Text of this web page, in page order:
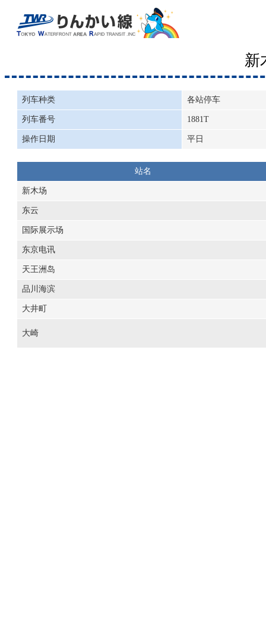
新
列车种类 各站停车
列车番号 1881T
操作日期 平日
站名
新木场
东云
国际展示场
东京电讯
天王洲岛
品川海滨
大井町
大崎